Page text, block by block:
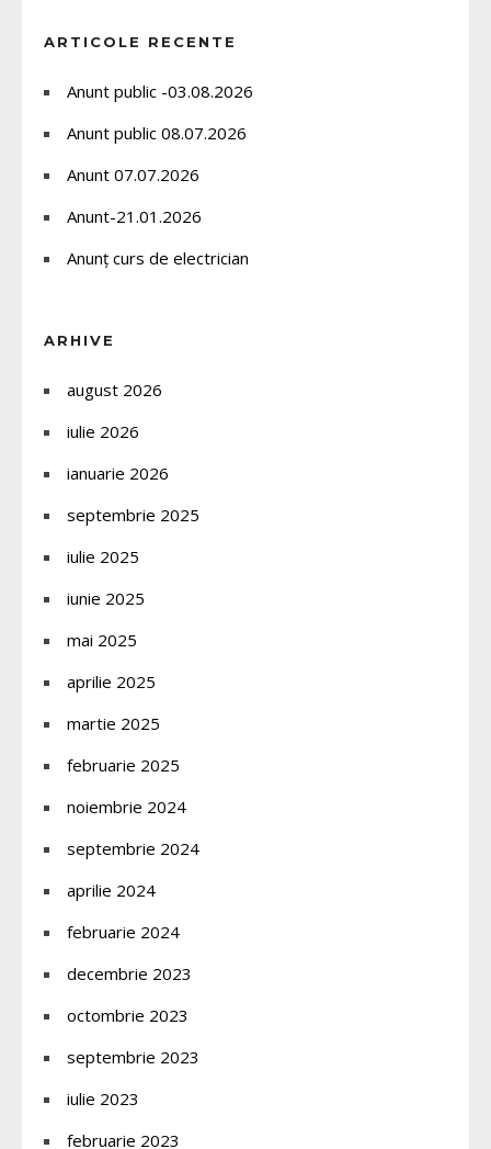
ARTICOLE RECENTE
Anunt public -03.08.2026
Anunt public 08.07.2026
Anunt 07.07.2026
Anunt-21.01.2026
Anunț curs de electrician
ARHIVE
august 2026
iulie 2026
ianuarie 2026
septembrie 2025
iulie 2025
iunie 2025
mai 2025
aprilie 2025
martie 2025
februarie 2025
noiembrie 2024
septembrie 2024
aprilie 2024
februarie 2024
decembrie 2023
octombrie 2023
septembrie 2023
iulie 2023
februarie 2023